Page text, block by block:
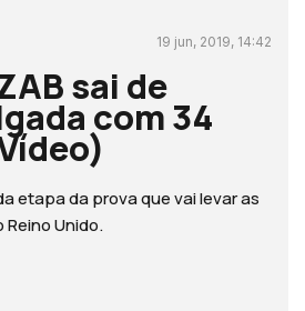
19 jun, 2019, 14:42
sai de
com 34
etapa da prova que vai levar as
Unido.